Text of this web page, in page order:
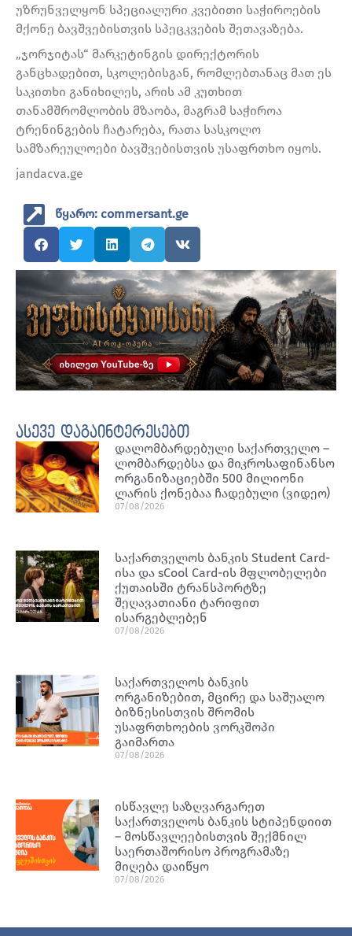
უზრუნველყონ სპეციალური კვებითი საჭიროების
მქონე ბავშვებისთვის სპეცკვების შეთავაზება.
„ჯორჯიტას“ მარკეტინგის დირექტორის
განცხადებით, სკოლებისგან, რომლებთანაც მათ ეს
საკითხი განიხილეს, არის ამ კუთხით
თანამშრომლობის მზაობა, მაგრამ საჭიროა
ტრენინგების ჩატარება, რათა სასკოლო
სამზარეულოები ბავშვებისთვის უსაფრთხო იყოს.
jandacva.ge
წყარო: commersant.ge
ასევე დაგაინტერესებთ
დალომბარდებული საქართველო –
ლომბარდებსა და მიკროსაფინანსო
ორგანიზაციებში 500 მილიონი
ლარის ქონებაა ჩადებული (ვიდეო)
07/08/2026
საქართველოს ბანკის Student Card-
ისა და sCool Card-ის მფლობელები
ქუთაისში ტრანსპორტზე
შეღავათიანი ტარიფით
ისარგებლებენ
07/08/2026
საქართველოს ბანკის
ორგანიზებით, მცირე და საშუალო
ბიზნესისთვის შრომის
უსაფრთხოების ვორკშოპი
გაიმართა
07/08/2026
ისწავლე საზღვარგარეთ
საქართველოს ბანკის სტიპენდიით
– მოსწავლეებისთვის შექმნილ
საერთაშორისო პროგრამაზე
მიღება დაიწყო
07/08/2026